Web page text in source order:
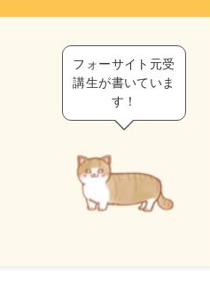
フォーサイト元受
講生が書いていま
す！